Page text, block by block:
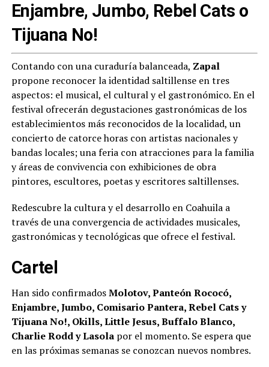
Enjambre, Jumbo, Rebel Cats o
Tijuana No!
Contando con una curaduría balanceada, Zapal
propone reconocer la identidad saltillense en tres
aspectos: el musical, el cultural y el gastronómico. En el
festival ofrecerán degustaciones gastronómicas de los
establecimientos más reconocidos de la localidad, un
concierto de catorce horas con artistas nacionales y
bandas locales; una feria con atracciones para la familia
y áreas de convivencia con exhibiciones de obra
pintores, escultores, poetas y escritores saltillenses.
Redescubre la cultura y el desarrollo en Coahuila a
través de una convergencia de actividades musicales,
gastronómicas y tecnológicas que ofrece el festival.
Cartel
Han sido confirmadosMolotov, Panteón Rococó,
Enjambre, Jumbo, Comisario Pantera, Rebel Cats y
Tijuana No!, Okills, Little Jesus, Buffalo Blanco,
Charlie Rodd y Lasolapor el momento. Se espera que
en las próximas semanas se conozcan nuevos nombres.